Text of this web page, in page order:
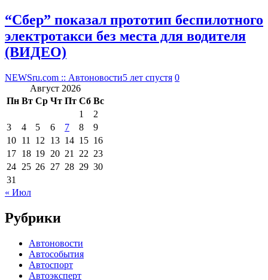
“Сбер” показал прототип беспилотного
электротакси без места для водителя
(ВИДЕО)
NEWSru.com :: Автоновости5 лет спустя 0
Август 2026
Пн Вт Ср Чт Пт Сб Вс
1
2
3
4 5 6 7 8
9
10 11 12 13 14 15 16
17 18 19 20 21 22 23
24 25 26 27 28 29 30
31
« Июл
Рубрики
Автоновости
Автособытия
Автоспорт
Автоэксперт